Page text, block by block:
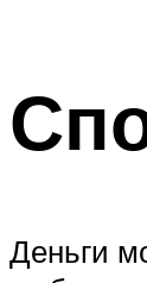
Деньги